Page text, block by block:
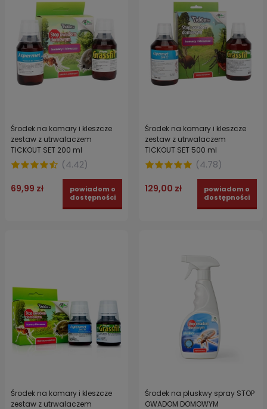
Środek na komary i kleszcze
zestaw z utrwalaczem
TICKOUT SET 200 ml
(4.42)
69,99 zł
powiadom o
dostępności
Środek na komary i kleszcze
zestaw z utrwalaczem
TICKOUT SET 500 ml
(4.78)
129,00 zł
powiadom o
dostępności
Środek na komary i kleszcze
zestaw z utrwalaczem
Środek na pluskwy spray STOP
OWADOM DOMOWYM